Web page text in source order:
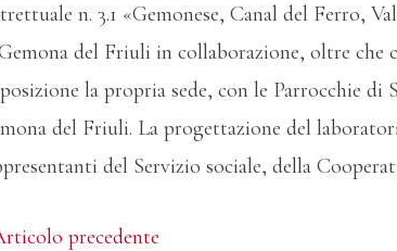
n. 3.1 «Gemonese, Canal del Ferro,
del Friuli in collaborazione, oltre che
la propria sede, con le Parrocchie
del Friuli. La progettazione del
del Servizio sociale, della
precedente